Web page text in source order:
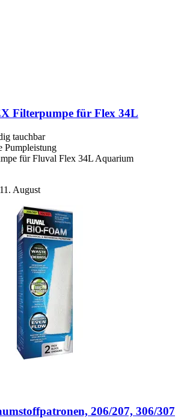
Filterpumpe für Flex 34L
tauchbar
Pumpleistung
für Fluval Flex 34L Aquarium
August
206/207, 306/307